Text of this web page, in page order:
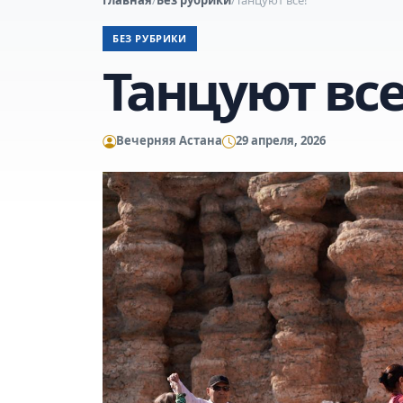
БЕЗ РУБРИКИ
Танцуют
Вечерняя Астана 29 апреля, 2026